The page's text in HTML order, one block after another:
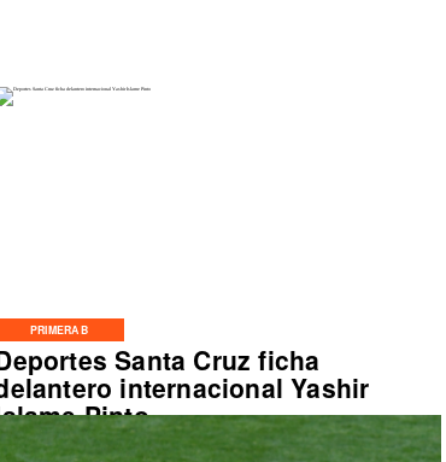
PRIMERA B
Santa Cruz ficha
internacional Yashir
Pinto